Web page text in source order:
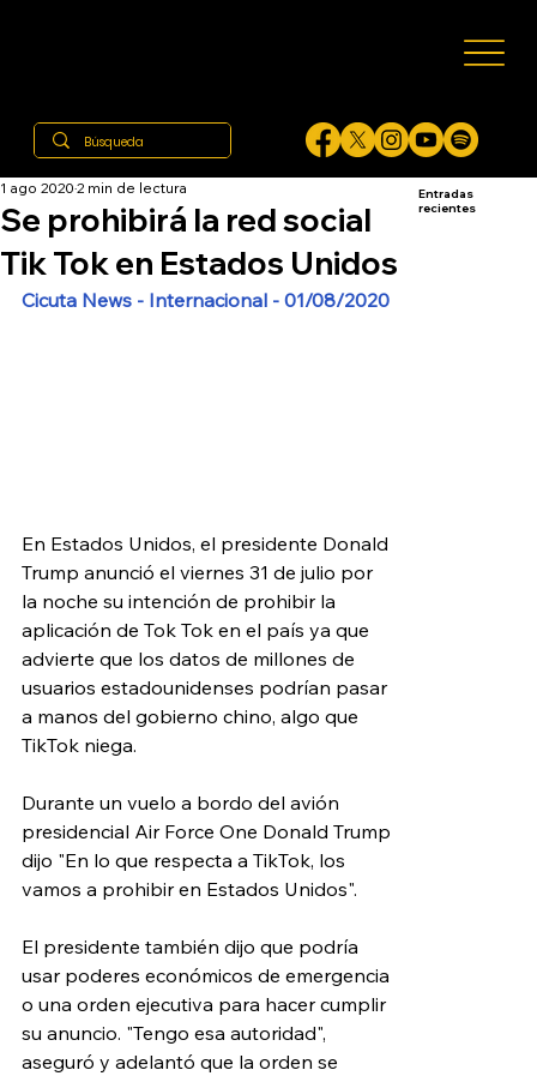
Se prohibirá la red social
Tik Tok en Estados Unidos
1 ago 2020 2 min de lectura
Cicuta News - Internacional - 01/08/2020
En Estados Unidos, el presidente Donald
Trump anunció el viernes 31 de julio por
la noche su intención de prohibir la
aplicación de Tok Tok en el país ya que
advierte que los datos de millones de
usuarios estadounidenses podrían pasar
a manos del gobierno chino, algo que
TikTok niega.
Durante un vuelo a bordo del avión
presidencial Air Force One Donald Trump
dijo "En lo que respecta a TikTok, los
vamos a prohibir en Estados Unidos".
El presidente también dijo que podría
usar poderes económicos de emergencia
o una orden ejecutiva para hacer cumplir
su anuncio. "Tengo esa autoridad",
aseguró y adelantó que la orden se
Entradas
recientes